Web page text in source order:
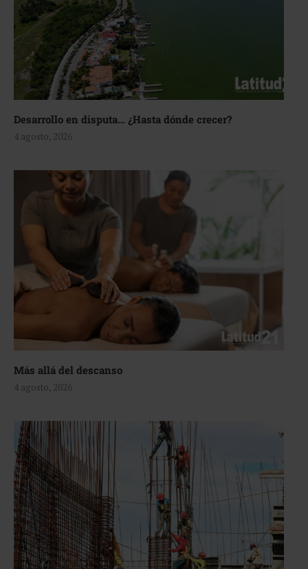
Desarrollo en disputa… ¿Hasta dónde crecer?
4 agosto, 2026
Más allá del descanso
4 agosto, 2026